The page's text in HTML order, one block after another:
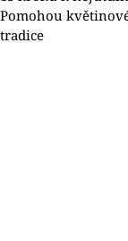
Pomohou
tradice